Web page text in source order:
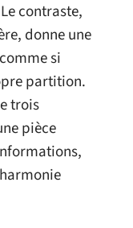
contraste,
donne une
si
partition.
trois
pièce